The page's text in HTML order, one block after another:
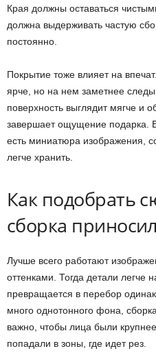
Края должны оставаться
должна выдерживать частую
постоянно.
Покрытие тоже влияет на
ярче, но на нем заметнее
поверхность выглядит мягче и
завершает ощущение подарка.
есть миниатюра изображения,
легче хранить.
Как подобрать
сборка
Лучше всего работают
оттенками. Тогда детали легче
превращается в перебор
много однотонного фона,
важно, чтобы лица были
попадали в зоны, где идет рез.